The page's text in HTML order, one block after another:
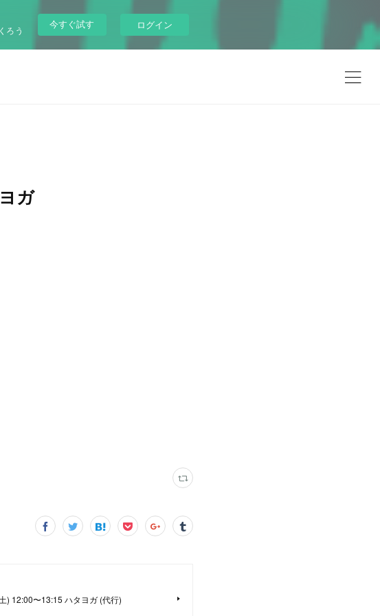
ろう
今すぐ試す ログイン
ガ
) 12:00〜13:15 ハタヨガ (代行)